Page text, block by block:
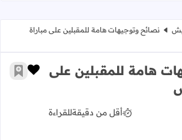
نصائح وتوجيهات هامة للمقبلين على مباراة
هامة للمقبلين على
زر
أضف
أقل من دقيقةللقراءة